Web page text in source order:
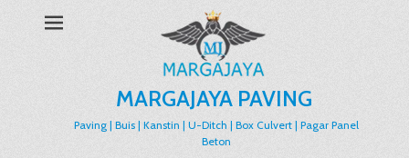
MARGAJAYA PAVING
Paving | Buis | Kanstin | U-Ditch | Box Culvert | Pagar Panel
Beton